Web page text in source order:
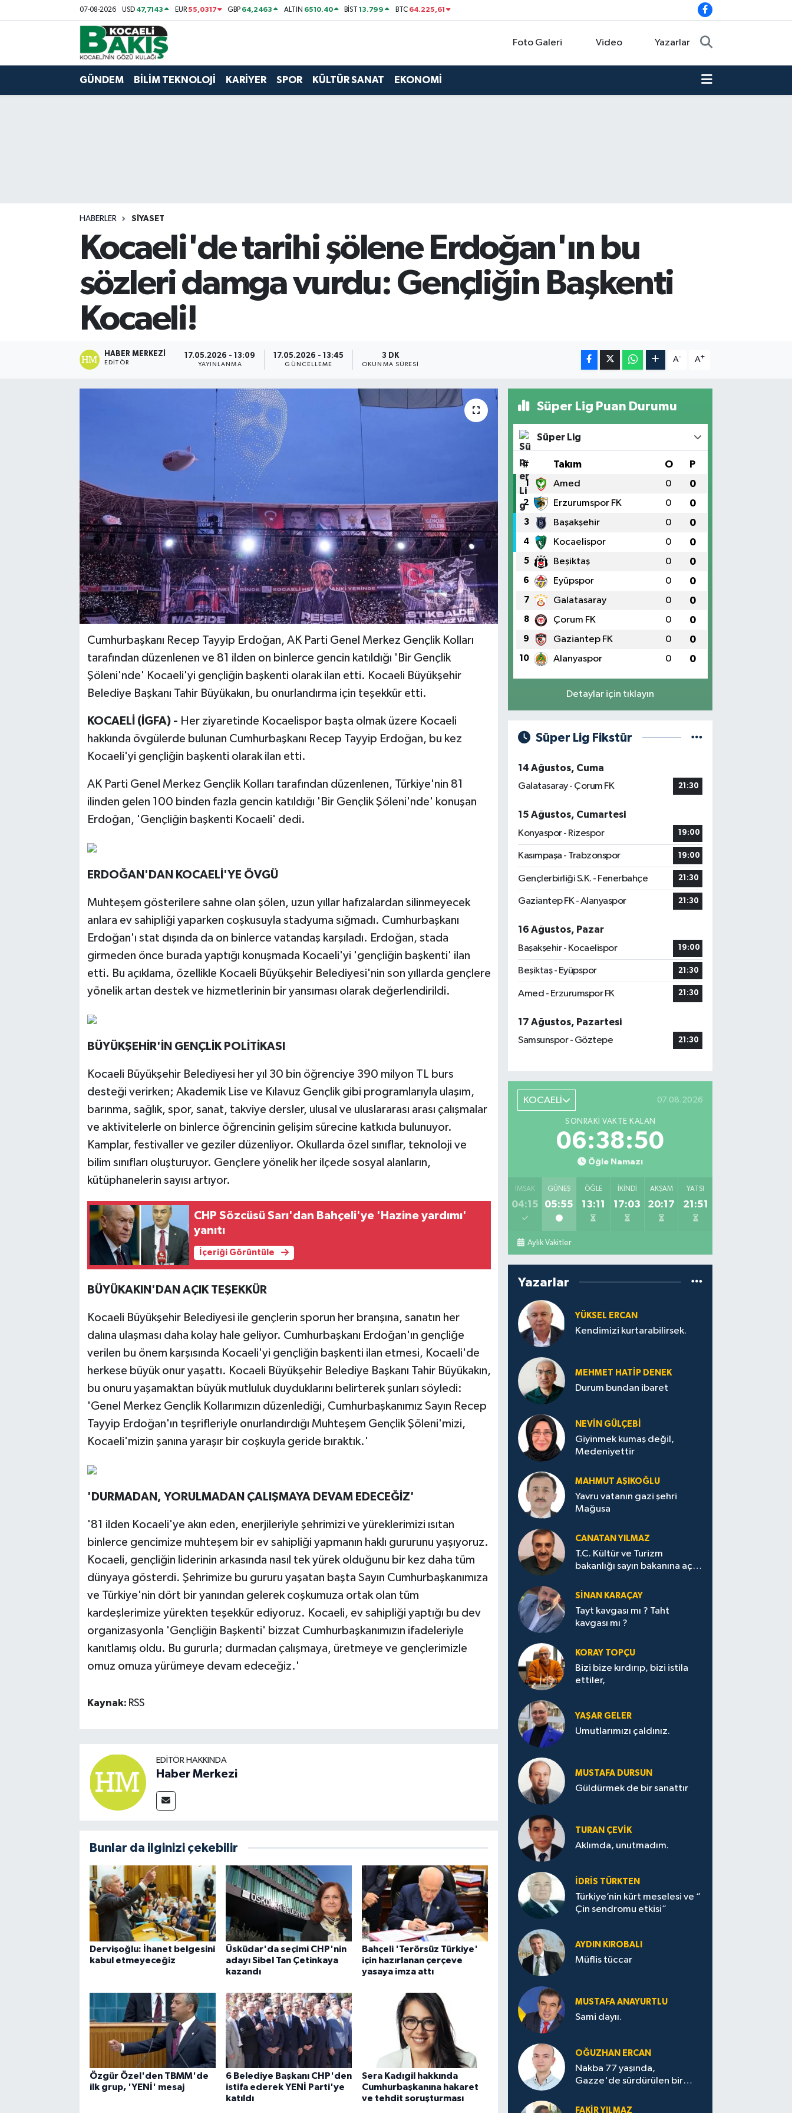
07-08-2026 USD 47,7143 EUR55,0317 GBP 64,2463 ALTIN 6510.40 BİST13.799 BTC 64.225,61
Foto Galeri Video Yazarlar
GÜNDEM BİLİM TEKNOLOJİ KARİYER SPOR KÜLTÜR SANAT EKONOMİ
HABERLER SİYASET
Kocaeli'de tarihi şölene Erdoğan'ın bu
sözleri damga vurdu: Gençliğin Başkenti
Kocaeli!
HABER MERKEZI
EDITÖR
17.05.2026 - 13:09
YAYINLANMA
17.05.2026 - 13:45
GÜNCELLEME
3 DK
OKUNMA SÜRESI
A- A+
Cumhurbaşkanı Recep Tayyip Erdoğan, AK Parti Genel Merkez Gençlik Kolları
tarafından düzenlenen ve 81 ilden on binlerce gencin katıldığı 'Bir Gençlik
Şöleni'nde' Kocaeli'yi gençliğin başkenti olarak ilan etti. Kocaeli Büyükşehir
Belediye Başkanı Tahir Büyükakın, bu onurlandırma için teşekkür etti.
KOCAELİ (İGFA) - Her ziyaretinde Kocaelispor başta olmak üzere Kocaeli
hakkında övgülerde bulunan Cumhurbaşkanı Recep Tayyip Erdoğan, bu kez
Kocaeli'yi gençliğin başkenti olarak ilan etti.
AK Parti Genel Merkez Gençlik Kolları tarafından düzenlenen, Türkiye'nin 81
ilinden gelen 100 binden fazla gencin katıldığı 'Bir Gençlik Şöleni'nde' konuşan
Erdoğan, 'Gençliğin başkenti Kocaeli' dedi.
ERDOĞAN'DAN KOCAELİ'YE ÖVGÜ
Muhteşem gösterilere sahne olan şölen, uzun yıllar hafızalardan silinmeyecek
anlara ev sahipliği yaparken coşkusuyla stadyuma sığmadı. Cumhurbaşkanı
Erdoğan'ı stat dışında da on binlerce vatandaş karşıladı. Erdoğan, stada
girmeden önce burada yaptığı konuşmada Kocaeli'yi 'gençliğin başkenti' ilan
etti. Bu açıklama, özellikle Kocaeli Büyükşehir Belediyesi'nin son yıllarda gençlere
yönelik artan destek ve hizmetlerinin bir yansıması olarak değerlendirildi.
BÜYÜKŞEHİR'İN GENÇLİK POLİTİKASI
Kocaeli Büyükşehir Belediyesi her yıl 30 bin öğrenciye 390 milyon TL burs
desteği verirken; Akademik Lise ve Kılavuz Gençlik gibi programlarıyla ulaşım,
barınma, sağlık, spor, sanat, takviye dersler, ulusal ve uluslararası arası çalışmalar
ve aktivitelerle on binlerce öğrencinin gelişim sürecine katkıda bulunuyor.
Kamplar, festivaller ve geziler düzenliyor. Okullarda özel sınıflar, teknoloji ve
bilim sınıfları oluşturuyor. Gençlere yönelik her ilçede sosyal alanların,
kütüphanelerin sayısı artıyor.
CHP Sözcüsü Sarı'dan Bahçeli'ye 'Hazine yardımı'
yanıtı
İçeriği Görüntüle
BÜYÜKAKIN'DAN AÇIK TEŞEKKÜR
Kocaeli Büyükşehir Belediyesi ile gençlerin sporun her branşına, sanatın her
dalına ulaşması daha kolay hale geliyor. Cumhurbaşkanı Erdoğan'ın gençliğe
verilen bu önem karşısında Kocaeli'yi gençliğin başkenti ilan etmesi, Kocaeli'de
herkese büyük onur yaşattı. Kocaeli Büyükşehir Belediye Başkanı Tahir Büyükakın,
bu onuru yaşamaktan büyük mutluluk duyduklarını belirterek şunları söyledi:
'Genel Merkez Gençlik Kollarımızın düzenlediği, Cumhurbaşkanımız Sayın Recep
Tayyip Erdoğan'ın teşrifleriyle onurlandırdığı Muhteşem Gençlik Şöleni'mizi,
Kocaeli'mizin şanına yaraşır bir coşkuyla geride bıraktık.'
'DURMADAN, YORULMADAN ÇALIŞMAYA DEVAM EDECEĞİZ'
'81 ilden Kocaeli'ye akın eden, enerjileriyle şehrimizi ve yüreklerimizi ısıtan
binlerce gencimize muhteşem bir ev sahipliği yapmanın haklı gururunu yaşıyoruz.
Kocaeli, gençliğin liderinin arkasında nasıl tek yürek olduğunu bir kez daha tüm
dünyaya gösterdi. Şehrimize bu gururu yaşatan başta Sayın Cumhurbaşkanımıza
ve Türkiye'nin dört bir yanından gelerek coşkumuza ortak olan tüm
kardeşlerimize yürekten teşekkür ediyoruz. Kocaeli, ev sahipliği yaptığı bu dev
organizasyonla 'Gençliğin Başkenti' bizzat Cumhurbaşkanımızın ifadeleriyle
kanıtlamış oldu. Bu gururla; durmadan çalışmaya, üretmeye ve gençlerimizle
omuz omuza yürümeye devam edeceğiz.'
Kaynak: RSS
EDITÖR HAKKINDA
Haber Merkezi
Bunlar da ilginizi çekebilir
Dervişoğlu: İhanet belgesini
kabul etmeyeceğiz
Üsküdar'da seçimi CHP'nin
adayı Sibel Tan Çetinkaya
kazandı
Bahçeli 'Terörsüz Türkiye'
için hazırlanan çerçeve
yasaya imza attı
Özgür Özel'den TBMM'de
ilk grup, 'YENİ' mesaj
6 Belediye Başkanı CHP'den
istifa ederek YENİ Parti'ye
katıldı
Sera Kadıgil hakkında
Cumhurbaşkanına hakaret
ve tehdit soruşturması
Süper Lig Puan Durumu
Süper Lig
# Takım O P
1 Amed 0 0
2 Erzurumspor FK 0 0
3 Başakşehir 0 0
4 Kocaelispor 0 0
5 Beşiktaş 0 0
6 Eyüpspor 0 0
7 Galatasaray 0 0
8 Çorum FK 0 0
9 Gaziantep FK 0 0
10 Alanyaspor 0 0
Detaylar için tıklayın
Süper Lig Fikstür
14 Ağustos, Cuma
Galatasaray - Çorum FK
21:30
15 Ağustos, Cumartesi
Konyaspor - Rizespor
19:00
Kasımpaşa - Trabzonspor 19:00
Gençlerbirliği S.K. - Fenerbahçe 21:30
Gaziantep FK - Alanyaspor 21:30
16 Ağustos, Pazar
Başakşehir - Kocaelispor
19:00
Beşiktaş - Eyüpspor 21:30
Amed - Erzurumspor FK 21:30
17 Ağustos, Pazartesi
Samsunspor - Göztepe
21:30
KOCAELİ 07.08.2026
SONRAKI VAKTE KALAN
06:38:49
Öğle Namazı
İMSAK
04:15
GÜNEŞ
05:55
ÖĞLE
13:11
İKINDI
17:03
AKŞAM
20:17
YATSI
21:51
Aylık Vakitler
Yazarlar
YÜKSEL ERCAN
Kendimizi kurtarabilirsek.
MEHMET HATİP DENEK
Durum bundan ibaret
NEVİN GÜLÇEBİ
Giyinmek kumaş değil,
Medeniyettir
MAHMUT AŞIKOĞLU
Yavru vatanın gazi şehri
Mağusa
CANATAN YILMAZ
T.C. Kültür ve Turizm
bakanlığı sayın bakanına açık
SİNAN KARAÇAY
Tayt kavgası mı ? Taht
kavgası mı ?
KORAY TOPÇU
Bizi bize kırdırıp, bizi istila
ettiler,
YAŞAR GELER
Umutlarımızı çaldınız.
MUSTAFA DURSUN
Güldürmek de bir sanattır
TURAN ÇEVİK
Aklımda, unutmadım.
İDRİS TÜRKTEN
Türkiye’nin kürt meselesi ve “
Çin sendromu etkisi”
AYDIN KIROBALI
Müflis tüccar
MUSTAFA ANAYURTLU
Sami dayıı.
OĞUZHAN ERCAN
Nakba 77 yaşında,
Gazze'de sürdürülen bir
FAKİR YILMAZ
Kocaeli Nöbetçi Eczaneler
Kocaeli Hava Durumu